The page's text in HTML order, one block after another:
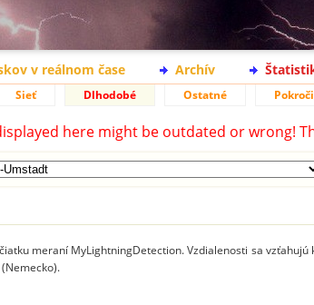
v reálnom čase Archív
Sieť Dlhodobé Ostatné
here might be outdated or wrong!
meraní MyLightningDetection. Vzdialenosti sa vzťahujú